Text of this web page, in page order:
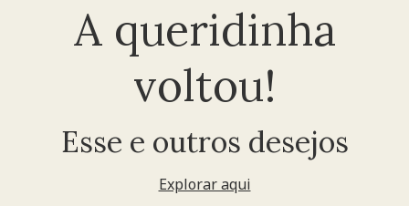
A queridinha
voltou!
Esse e outros desejos
Explorar aqui